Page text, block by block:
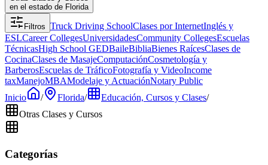
en el estado de Florida
Filtros Truck Driving SchoolClases por InternetInglés y
ESLCareer CollegesUniversidadesCommunity CollegesEscuelas
TécnicasHigh School GEDBaileBibliaBienes RaícesClases de
CocinaClases de MasajeComputaciónCosmetología y
BarberosEscuelas de TráficoFotografía y VideoIncome
taxManejoMBAModelaje y ActuaciónNotary Public
Inicio
/ Florida/ Educación, Cursos y Clases/
Otras Clases y Cursos
Categorías